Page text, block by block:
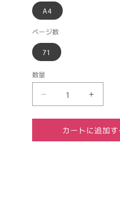
A4
ページ数
71
数量
8
4
2025
8
月
4
カートに追加す